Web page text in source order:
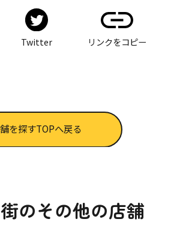
Twitter リンクをコピー
を探すTOPへ戻る
のその他の店舗